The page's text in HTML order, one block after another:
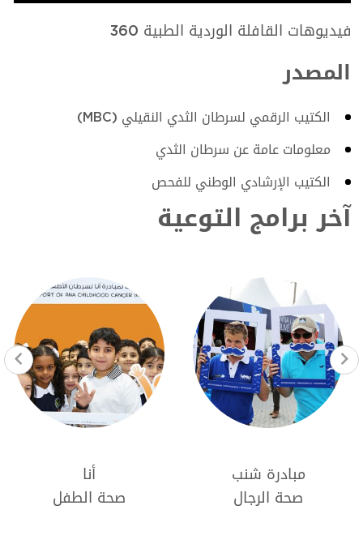
الرمز التعبيري للفحص الذاتي للثدي
المصدر
الكتيب الرقمي لسرطان الثدي النقيلي (MBC)
معلومات عامة عن سرطان الثدي
الكتيب الإرشادي الوطني للفحص
آخر برامج التوعية
أنا
صحة الطفل
مسيرة لنحيا